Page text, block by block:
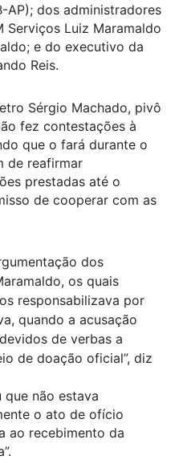
AP); dos administradores
Serviços Luiz Maramaldo
e do executivo da
Reis.
Sérgio Machado, pivô
fez contestações à
que o fará durante o
de reafirmar
prestadas até o
de cooperar com as
dos
os quais
responsabilizava por
quando a acusação
de verbas a
de doação oficial”, diz
que não estava
o ato de ofício
ao recebimento da